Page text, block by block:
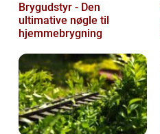
Brygudstyr - Den
ultimative nøgle til
hjemmebrygning